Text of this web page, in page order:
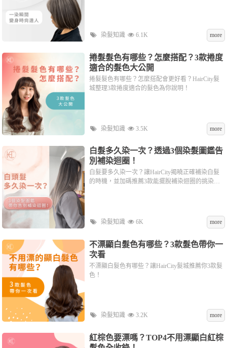
染髮知識 6.1K more
捲髮髮色有哪些？怎麼搭配？3款捲度
適合的髮色大公開
捲髮髮色有哪些？怎麼搭配會更好看？HairCity髮
城整理3款捲度適合的髮色為你說明！
染髮知識 3.5K more
白髮多久染一次？透過3個染髮圖鑑告
別補染迴圈！
白髮要多久染一次？讓HairCity揭曉正確補染白髮
的時機，並加碼推薦3款能擺脫補染迴圈的挑染造
染髮知識 6K more
不漂顯白髮色有哪些？3款髮色帶你一
次看
不漂顯白髮色有哪些？讓HairCity髮城推薦你3款髮
色！
染髮知識 3.2K more
紅棕色要漂嗎？TOP4不用漂顯白紅棕